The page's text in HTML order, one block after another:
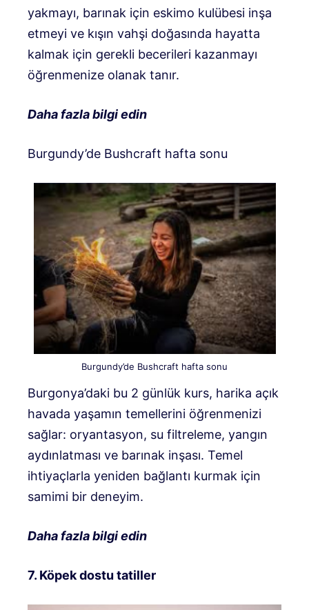
yakmayı, barınak için eskimo kulübesi inşa
etmeyi ve kışın vahşi doğasında hayatta
kalmak için gerekli becerileri kazanmayı
öğrenmenize olanak tanır.
Daha fazla bilgi edin
Burgundy’de Bushcraft hafta sonu
Burgundy’de Bushcraft hafta sonu
Burgonya’daki bu 2 günlük kurs, harika açık
havada yaşamın temellerini öğrenmenizi
sağlar: oryantasyon, su filtreleme, yangın
aydınlatması ve barınak inşası. Temel
ihtiyaçlarla yeniden bağlantı kurmak için
samimi bir deneyim.
Daha fazla bilgi edin
7. Köpek dostu tatiller